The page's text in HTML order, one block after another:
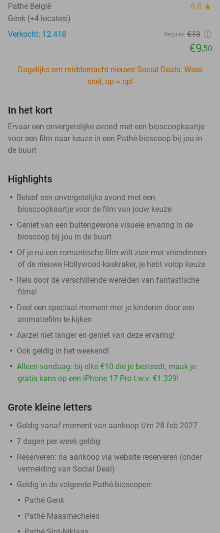
Pathé België 9.8 star
Genk (+4 locaties)
Verkocht: 12.418
Regulier €13
€9,50
Dagelijks om middernacht nieuwe Social Deals. Wees
snel, op = op!
In het kort
Ervaar een onvergetelijke avond met een bioscoopkaartje
voor een film naar keuze in een Pathé-bioscoop bij jou in
de buurt
Highlights
Beleef een onvergetelijke avond met een
bioscoopkaartje voor de film van jouw keuze
Geniet van een buitengewone visuele ervaring in de
bioscoop bij jou in de buurt
Of je nu een romantische film wilt zien met vriendinnen
of de nieuwe Hollywood-kaskraker, je hebt volop keuze
Reis door de verschillende werelden van fantastische
films!
Deel een speciaal moment met je kinderen door een
animatiefilm te kijken
Aarzel niet langer en geniet van deze ervaring!
Ook geldig in het weekend!
Alleen vandaag: bij elke €10 die je besteedt, maak je
gratis kans op een iPhone 17 Pro t.w.v. €1.329!
Grote kleine letters
Geldig vanaf moment van aankoop t/m 28 feb 2027
7 dagen per week geldig
Reserveren: na aankoop via website reserveren (onder
vermelding van Social Deal)
Geldig in de volgende Pathé-bioscopen:
Pathé Genk
Pathé Maasmechelen